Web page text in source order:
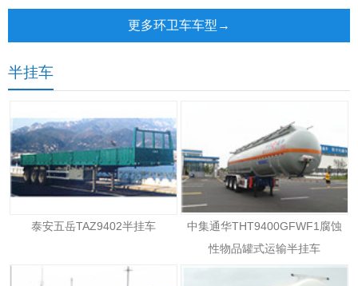
更多环卫车车型→
半挂车
泰安五岳TAZ9402半挂车
中集通华THT9400GFWF1腐蚀
性物品罐式运输半挂车